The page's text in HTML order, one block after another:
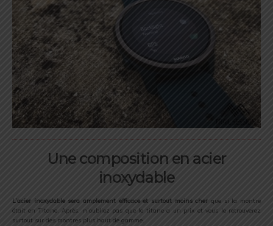
Une composition en acier
inoxydable
L’acier inoxydable sera amplement efficace et surtout moins cher que si la montre
était en Titane. Après, n’oubliez pas que le titane a un prix et vous le retrouverez
surtout sur des montres plus haut de gamme.